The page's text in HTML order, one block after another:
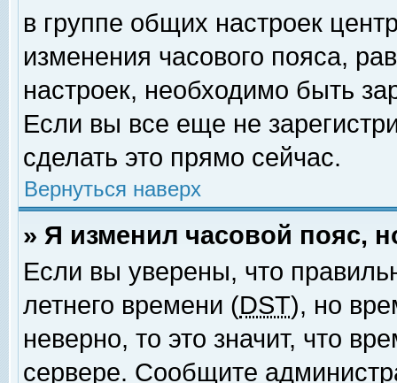
в группе общих настроек
изменения часового пояса,
настроек, необходимо быть
Если вы все еще не
сделать это прямо сейчас.
Вернуться наверх
» Я изменил часовой пояс,
Если вы уверены, что
летнего времени (DST), но
неверно, то это значит, что
сервере. Сообщите